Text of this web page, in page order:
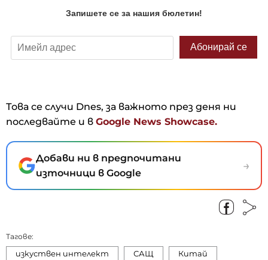
Това се случи Dnes, за важното през деня ни
последвайте и в Google News Showcase.
Добави ни в предпочитани
източници в Google
→
Тагове:
изкуствен интелект САЩ Китай